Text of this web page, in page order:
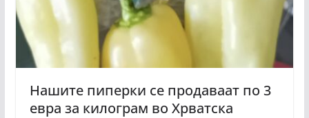
Нашите пиперки се продаваат по 3
евра за килограм во Хрватска